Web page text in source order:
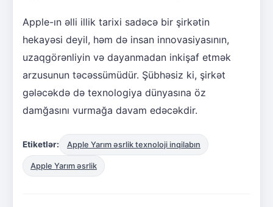
Apple-ın əlli illik tarixi sadəcə bir şirkətin
hekayəsi deyil, həm də insan innovasiyasının,
uzaqgörənliyin və dayanmadan inkişaf etmək
arzusunun təcəssümüdür. Şübhəsiz ki, şirkət
gələcəkdə də texnologiya dünyasına öz
damğasını vurmağa davam edəcəkdir.
Etiketlər: Apple Yarım əsrlik texnoloji inqilabın
Apple Yarım əsrlik